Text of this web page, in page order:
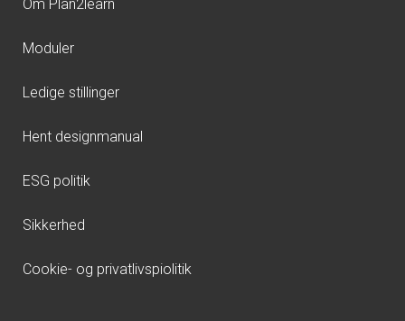
Om Plan2learn
Moduler
Ledige stillinger
Hent designmanual
ESG politik
Sikkerhed
Cookie- og privatlivspiolitik